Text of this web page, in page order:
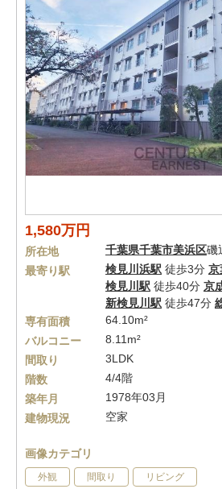
1,580万円
所在地 千葉県千葉市美浜区磯
最寄り駅
検見川浜駅 徒歩3分 京
検見川駅 徒歩40分 京
新検見川駅 徒歩47分
専有面積
64.10m²
バルコニー
8.11m²
間取り
3LDK
階数
4/4階
築年月
1978年03月
建物現況
空家
画像カテゴリ
外観 間取り リビング